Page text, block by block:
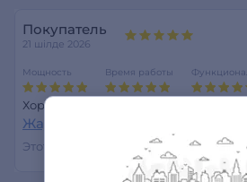
Покупатель
21 шілде 2026
Мощность Время работы
Хорошо работает, удобно таскать.
Жауап беру
Этот отзыв был полезен? 0